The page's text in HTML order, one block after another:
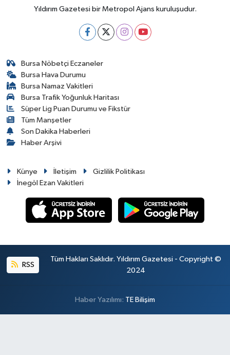
Yıldırım Gazetesi bir Metropol Ajans kuruluşudur.
Bursa Nöbetçi Eczaneler
Bursa Hava Durumu
Bursa Namaz Vakitleri
Bursa Trafik Yoğunluk Haritası
Süper Lig Puan Durumu ve Fikstür
Tüm Manşetler
Son Dakika Haberleri
Haber Arşivi
Künye İletişim
Gizlilik Politikası
İnegöl Ezan Vakitleri
RSS
Tüm Hakları Saklıdır. Yıldırım Gazetesi - Copyright ©
2024
Haber Yazılımı: TE Bilişim